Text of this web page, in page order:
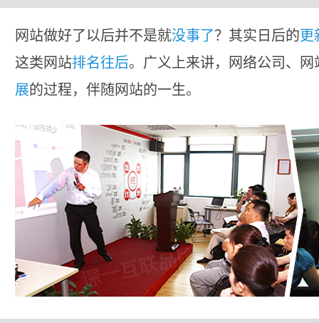
网站做好了以后并不是就没事了？其实日后的更
这类网站排名往后。广义上来讲，网络公司、
展的过程，伴随网站的一生。